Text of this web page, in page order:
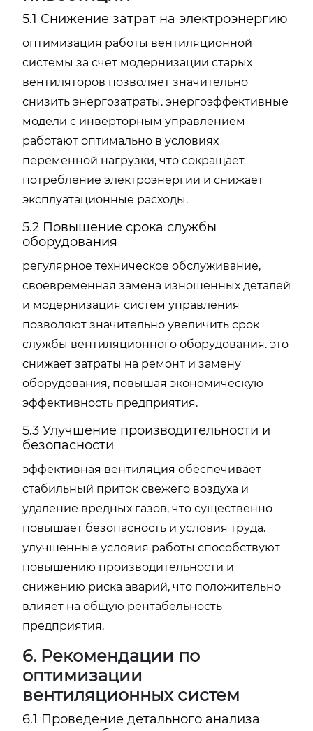
5.1 Снижение затрат на электроэнергию
оптимизация работы вентиляционной
системы за счет модернизации старых
вентиляторов позволяет значительно
снизить энергозатраты. энергоэффективные
модели с инверторным управлением
работают оптимально в условиях
переменной нагрузки, что сокращает
потребление электроэнергии и снижает
эксплуатационные расходы.
5.2 Повышение срока службы
оборудования
регулярное техническое обслуживание,
своевременная замена изношенных деталей
и модернизация систем управления
позволяют значительно увеличить срок
службы вентиляционного оборудования. это
снижает затраты на ремонт и замену
оборудования, повышая экономическую
эффективность предприятия.
5.3 Улучшение производительности и
безопасности
эффективная вентиляция обеспечивает
стабильный приток свежего воздуха и
удаление вредных газов, что существенно
повышает безопасность и условия труда.
улучшенные условия работы способствуют
повышению производительности и
снижению риска аварий, что положительно
влияет на общую рентабельность
предприятия.
6. Рекомендации по
оптимизации
вентиляционных систем
6.1 Проведение детального анализа